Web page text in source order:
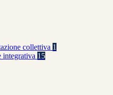
collettiva 1
integrativa 15